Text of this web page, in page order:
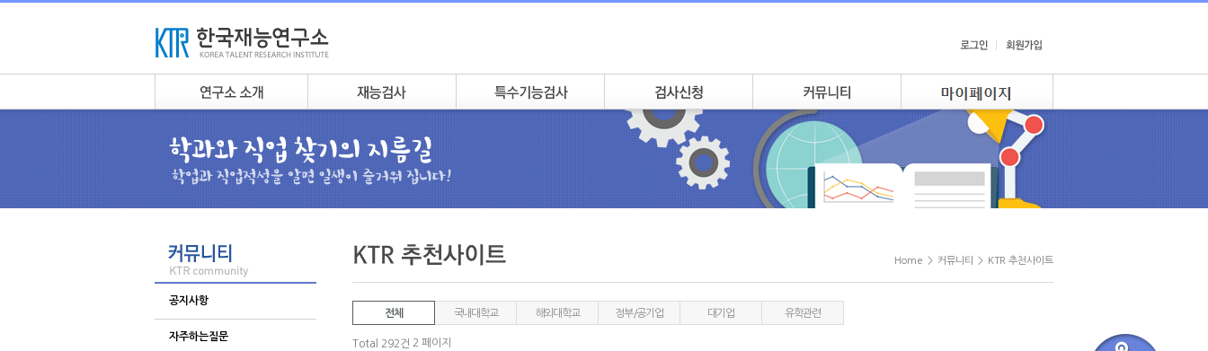
공지사항
자주하는질문
Home > 커뮤니티 > KTR 추천사이트
전체 국내대학교 해외대학교 정부/공기업 대기업 유학관련
Total 292건 2 페이지